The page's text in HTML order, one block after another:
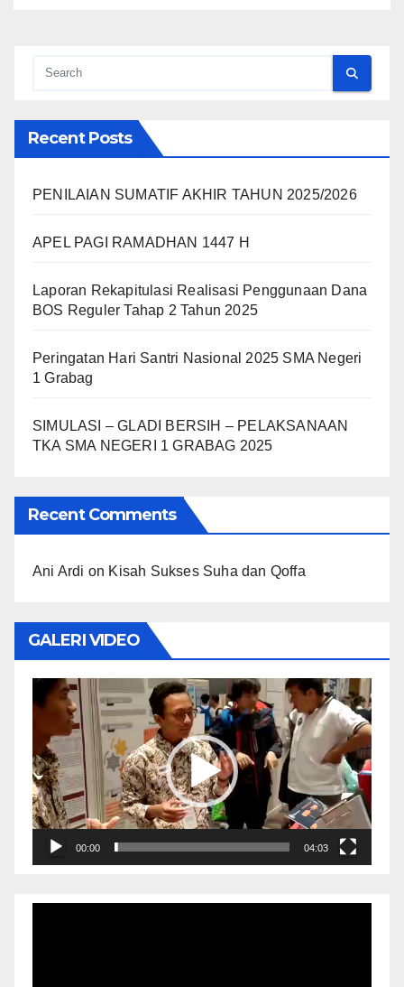
Recent Posts
PENILAIAN SUMATIF AKHIR TAHUN 2025/2026
APEL PAGI RAMADHAN 1447 H
Laporan Rekapitulasi Realisasi Penggunaan Dana
BOS Reguler Tahap 2 Tahun 2025
Peringatan Hari Santri Nasional 2025 SMA Negeri
1 Grabag
SIMULASI – GLADI BERSIH – PELAKSANAAN
TKA SMA NEGERI 1 GRABAG 2025
Recent Comments
Ani Ardi on Kisah Sukses Suha dan Qoffa
GALERI VIDEO
Video
Player
00:00 04:03